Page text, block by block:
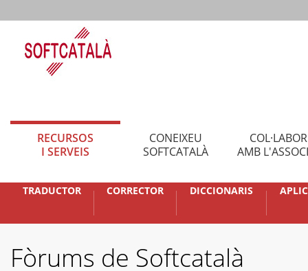
RECURSOS
I SERVEIS
CONEIXEU
SOFTCATALÀ
AMB
TRADUCTOR CORRECTOR DICCIONARIS
Fòrums de Softcatalà